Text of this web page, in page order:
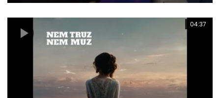
04:37